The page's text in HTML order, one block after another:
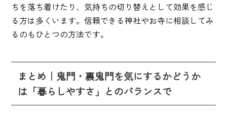
ちを落ち着けたり、気持ちの切り替えとして効果を感じ
る方は多くいます。信頼できる神社やお寺に相談してみ
るのもひとつの方法です。
まとめ｜鬼門・裏鬼門を気にするかどうか
は「暮らしやすさ」とのバランスで